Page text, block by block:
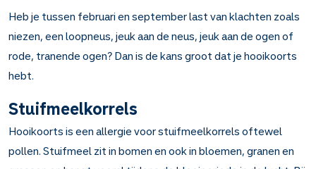
Heb je tussen februari en september last van klachten zoals
niezen, een loopneus, jeuk aan de neus, jeuk aan de ogen of
rode, tranende ogen? Dan is de kans groot dat je hooikoorts
hebt.
Stuifmeelkorrels
Hooikoorts is een allergie voor stuifmeelkorrels oftewel
pollen. Stuifmeel zit in bomen en ook in bloemen, granen en